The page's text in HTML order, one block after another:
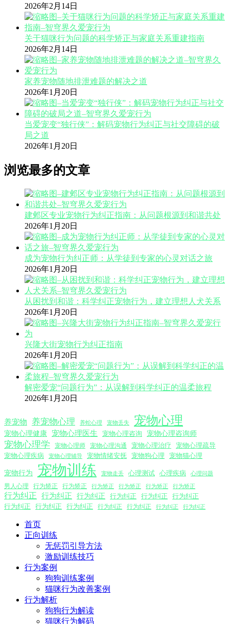
2026年2月14日
关于猫咪行为问题的科学矫正与家庭关系重建指南
2026年2月14日
家养宠物随地排泄难题的解决之道
2026年1月20日
当爱宠变“独行侠”：解码宠物行为纠正与社交障碍的破
局之道
2026年1月20日
浏览最多的文章
建邺区专业宠物行为纠正指南：从问题根源到和谐共处
2026年1月20日
成为宠物行为纠正师：从学徒到专家的心灵对话之旅
2026年1月20日
从困扰到和谐：科学纠正宠物行为，建立理想人犬关系
2026年1月20日
兴隆大街宠物行为纠正指南
2026年1月20日
解密爱宠“问题行为”：从误解到科学纠正的温柔旅程
2026年1月20日
养宠物 养宠物心理 养蛇心理 宠物丢失 宠物心理
宠物心理健康 宠物心理医生 宠物心理咨询 宠物心理咨询师
宠物心理学 宠物心理师 宠物心理沟通 宠物心理治疗
宠物心理疏导
宠物心理疾病
宠物心理辅导 宠物情绪安抚 宠物狗心理 宠物猫心理
宠物行为 宠物训练 宠物走丢 心理测试 心理疾病 心理问题
男人心理 行为矫正 行为矫正 行为矫正 行为矫正 行为矫正 行为矫正
行为纠正 行为纠正 行为纠正 行为纠正 行为纠正
行为纠正
行为纠正
行为纠正 行为纠正 行为纠正 行为纠正 行为纠正 行为纠正
首页
正向训练
无惩罚引导方法
激励训练技巧
行为案例
狗狗训练案例
猫咪行为改善案例
行为解析
狗狗行为解读
猫咪行为解码